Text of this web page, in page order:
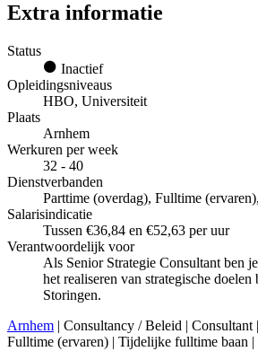
Extra informatie
Status
Inactief
Opleidingsniveaus
HBO, Universiteit
Plaats
Arnhem
Werkuren per week
32 - 40
Dienstverbanden
Parttime (overdag), Fulltime
Salarisindicatie
Tussen €36,84 en €52,63 per uur
Verantwoordelijk voor
Als Senior Strategie Consultant ben
het realiseren van strategische
Storingen.
Arnhem | Consultancy / Beleid | Consultant
Fulltime (ervaren) | Tijdelijke fulltime baan